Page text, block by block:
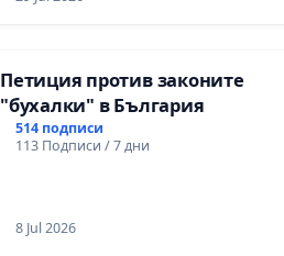
Петиция против законите
"бухалки" в България
514 подписи
113 Подписи / 7 дни
8 Jul 2026